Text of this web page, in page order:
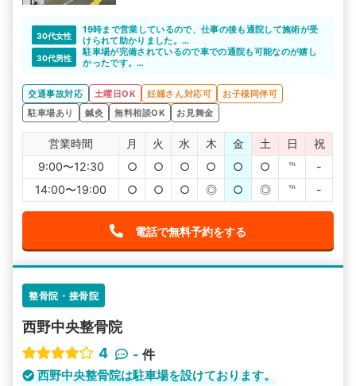
30代女性
19時まで営業しているので、仕事の後も通院して施術が受
けられて助かりました。
継続的な通院も問題ないと思えます。
30代男性
駐車場が完備されているので車での通院も可能なのが嬉し
かったです。
した。
交通事故対応 土曜日OK 妊婦さん対応可
お子様同伴可
駐車場あり
鍼灸 無料相談OK お見舞金
営業時間 月 火 水 木 金 土 日
祝
9:00〜12:30
○ ○ ○ ○ ○ ○ ℡
-
14:00〜19:00
○ ○ ○ ◎ ○ ◎ ℡ -
電話で無料予約をする
整骨院・接骨院
西野中央整骨院
4
- 件
西野中央整骨院は駐車場を設けております。